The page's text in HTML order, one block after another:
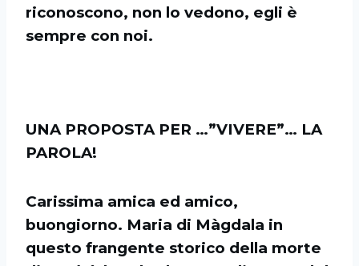
riconoscono, non lo vedono, egli è
sempre con noi.
UNA PROPOSTA PER …”VIVERE”… LA
PAROLA!
Carissima amica ed amico,
buongiorno. Maria di Màgdala in
questo frangente storico della morte